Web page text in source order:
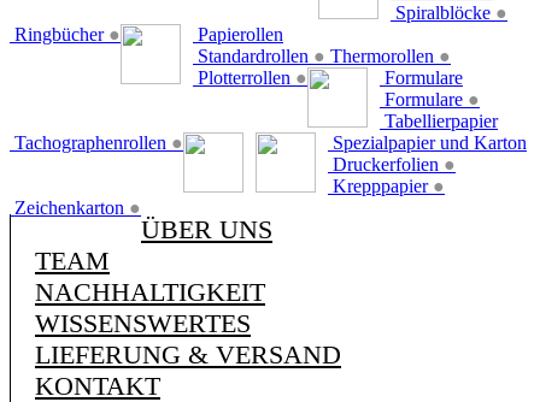
Spiralblöcke ●
Ringbücher ●
Papierollen
Standardrollen ● Thermorollen ●
Plotterrollen ●
Formulare
Formulare ●
Tachographenrollen ●
Tabellierpapier
Spezialpapier und Karton
Druckerfolien ●
Krepppapier ●
Zeichenkarton ●
ÜBER UNS
TEAM
NACHHALTIGKEIT
WISSENSWERTES
LIEFERUNG & VERSAND
KONTAKT